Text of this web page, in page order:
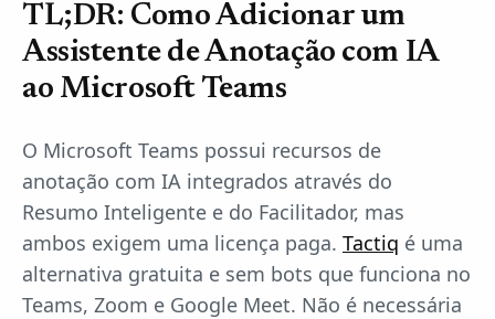
TL;DR: Como Adicionar um
Assistente de Anotação com IA
ao Microsoft Teams
O Microsoft Teams possui recursos de
anotação com IA integrados através do
Resumo Inteligente e do Facilitador, mas
ambos exigem uma licença paga. Tactiq é uma
alternativa gratuita e sem bots que funciona no
Teams, Zoom e Google Meet. Não é necessária